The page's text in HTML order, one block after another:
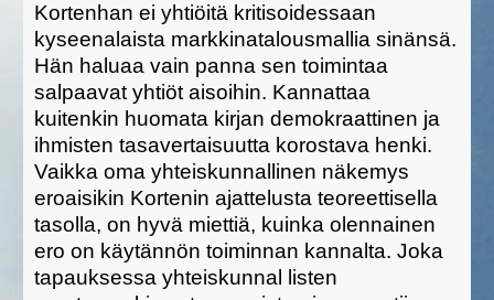
Kortenhan ei yhtiöitä kritisoidessaan
kyseenalaista markkinatalousmallia sinänsä.
Hän haluaa vain panna sen toimintaa
salpaavat yhtiöt aisoihin. Kannattaa
kuitenkin huomata kirjan demokraattinen ja
ihmisten tasavertaisuutta korostava henki.
Vaikka oma yhteiskunnallinen näkemys
eroaisikin Kortenin ajattelusta teoreettisella
tasolla, on hyvä miettiä, kuinka olennainen
ero on käytännön toiminnan kannalta. Joka
tapauksessa yhteiskunnal listen